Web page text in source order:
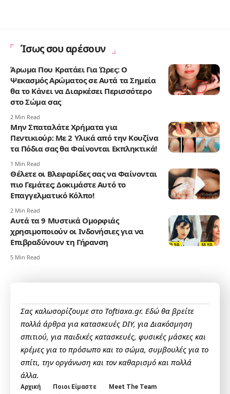
Ίσως σου αρέσουν
Άρωμα Που Κρατάει Για Ώρες: Ο
Ψεκασμός Αρώματος σε Αυτά τα Σημεία
θα το Κάνει να Διαρκέσει Περισσότερο
στο Σώμα σας
2 Min Read
Μην Σπαταλάτε Χρήματα για
Πεντικιούρ: Με 2 Υλικά από την Κουζίνα
τα Πόδια σας θα Φαίνονται Εκπληκτικά!
1 Min Read
Θέλετε οι Βλεφαρίδες σας να Φαίνονται
πιο Γεμάτες; Δοκιμάστε Αυτό το
Επαγγελματικό Κόλπο!
2 Min Read
Αυτά τα 9 Μυστικά Ομορφιάς
χρησιμοποιούν οι Ινδονήσιες για να
Επιβραδύνουν τη Γήρανση
5 Min Read
Σας καλωσορίζουμε στο Toftiaxa.gr. Εδώ θα βρείτε
πολλά άρθρα για κατασκευές DIY, για Διακόσμηση
σπιτιού, για παιδικές κατασκευές, φυσικές μάσκες και
κρέμες για το πρόσωπο και το σώμα, συμβουλές για το
σπίτι, την οργάνωση και τον καθαρισμό και πολλά
άλλα.
Αρχική Ποιοι Είμαστε
Meet The Team